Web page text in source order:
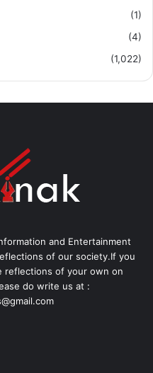
(1)
(4)
(1,022)
and Entertainment
of our society.If you
reflections of your own on
do write us at :